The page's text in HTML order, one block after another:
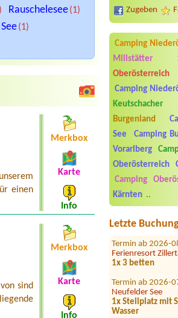
Zugeben
Camping
Millstätter
Oberösterreich
Camping
Keutschacher
Burgenland
See
Camping
Vorarlberg
Oberösterreich
Camping
Kärnten ..
Letzte
Termin ab 2026-
Judenstein
1x place for car
Termin ab 2026-
Grabner GmbH
Ferienresort
1x 3 betten
Neufelder See
1x Stellplatz mit
Wasser
Rauschelesee(1)
(1)
einen
Merkbox
Karte
Info
sind
Merkbox
Karte
Info